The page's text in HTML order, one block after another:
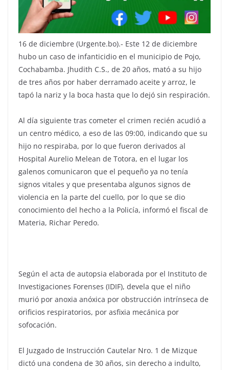
16 de diciembre (Urgente.bo).- Este 12 de diciembre
hubo un caso de infanticidio en el municipio de Pojo,
Cochabamba. Jhudith C.S., de 20 años, mató a su hijo
de tres años por haber derramado aceite y arroz, le
tapó la nariz y la boca hasta que lo dejó sin respiración.
Al día siguiente tras cometer el crimen recién acudió a
un centro médico, a eso de las 09:00, indicando que su
hijo no respiraba, por lo que fueron derivados al
Hospital Aurelio Melean de Totora, en el lugar los
galenos comunicaron que el pequeño ya no tenía
signos vitales y que presentaba algunos signos de
violencia en la parte del cuello, por lo que se dio
conocimiento del hecho a la Policía, informó el fiscal de
Materia, Richar Peredo.
Según el acta de autopsia elaborada por el Instituto de
Investigaciones Forenses (IDIF), devela que el niño
murió por anoxia anóxica por obstrucción intrínseca de
orificios respiratorios, por asfixia mecánica por
sofocación.
El Juzgado de Instrucción Cautelar Nro. 1 de Mizque
dictó una condena de 30 años, sin derecho a indulto,